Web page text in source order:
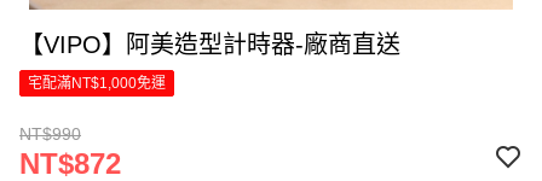
【VIPO】阿美造型計時器-廠商直送
宅配滿NT$1,000免運
NT$990
NT$872